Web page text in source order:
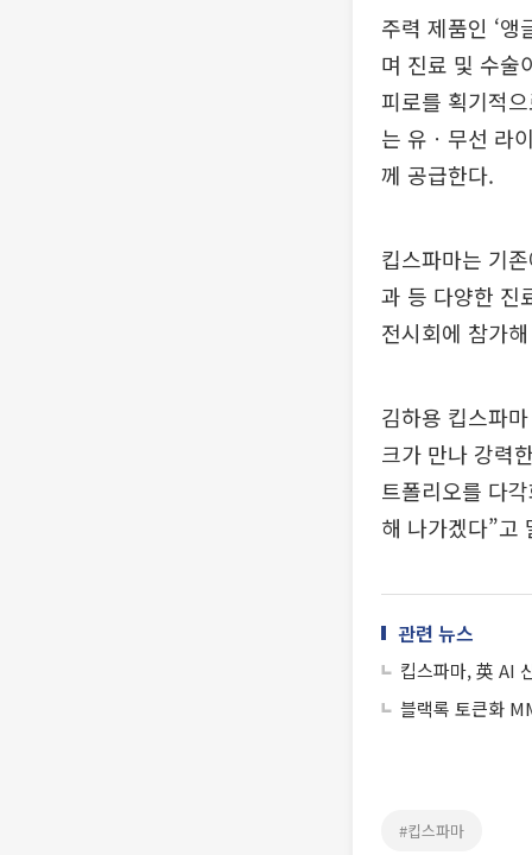
주력 제품인 ‘
며 진료 및 수술
피로를 획기적
는 유ㆍ무선 라
께 공급한다.
킵스파마는 기
과 등 다양한 진
전시회에 참가
김하용 킵스파
크가 만나 강력
트폴리오를 다
해 나가겠다”고
관련 뉴스
킵스파마, 英 AI
블랙록 토큰화
#킵스파마